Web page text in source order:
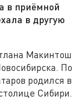
в приёмной
в другую
Макинтош
По
родился в
Сибири.